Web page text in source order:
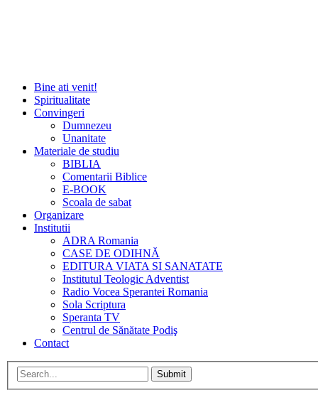
Bine ati venit!
Spiritualitate
Convingeri
Dumnezeu
Unanitate
Materiale de studiu
BIBLIA
Comentarii Biblice
E-BOOK
Scoala de sabat
Organizare
Institutii
ADRA Romania
CASE DE ODIHNĂ
EDITURA VIATA SI SANATATE
Institutul Teologic Adventist
Radio Vocea Sperantei Romania
Sola Scriptura
Speranta TV
Centrul de Sănătate Podiş
Contact
Submit